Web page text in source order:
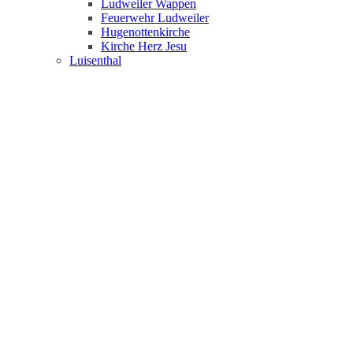
Ludweiler Wappen
Feuerwehr Ludweiler
Hugenottenkirche
Kirche Herz Jesu
Luisenthal